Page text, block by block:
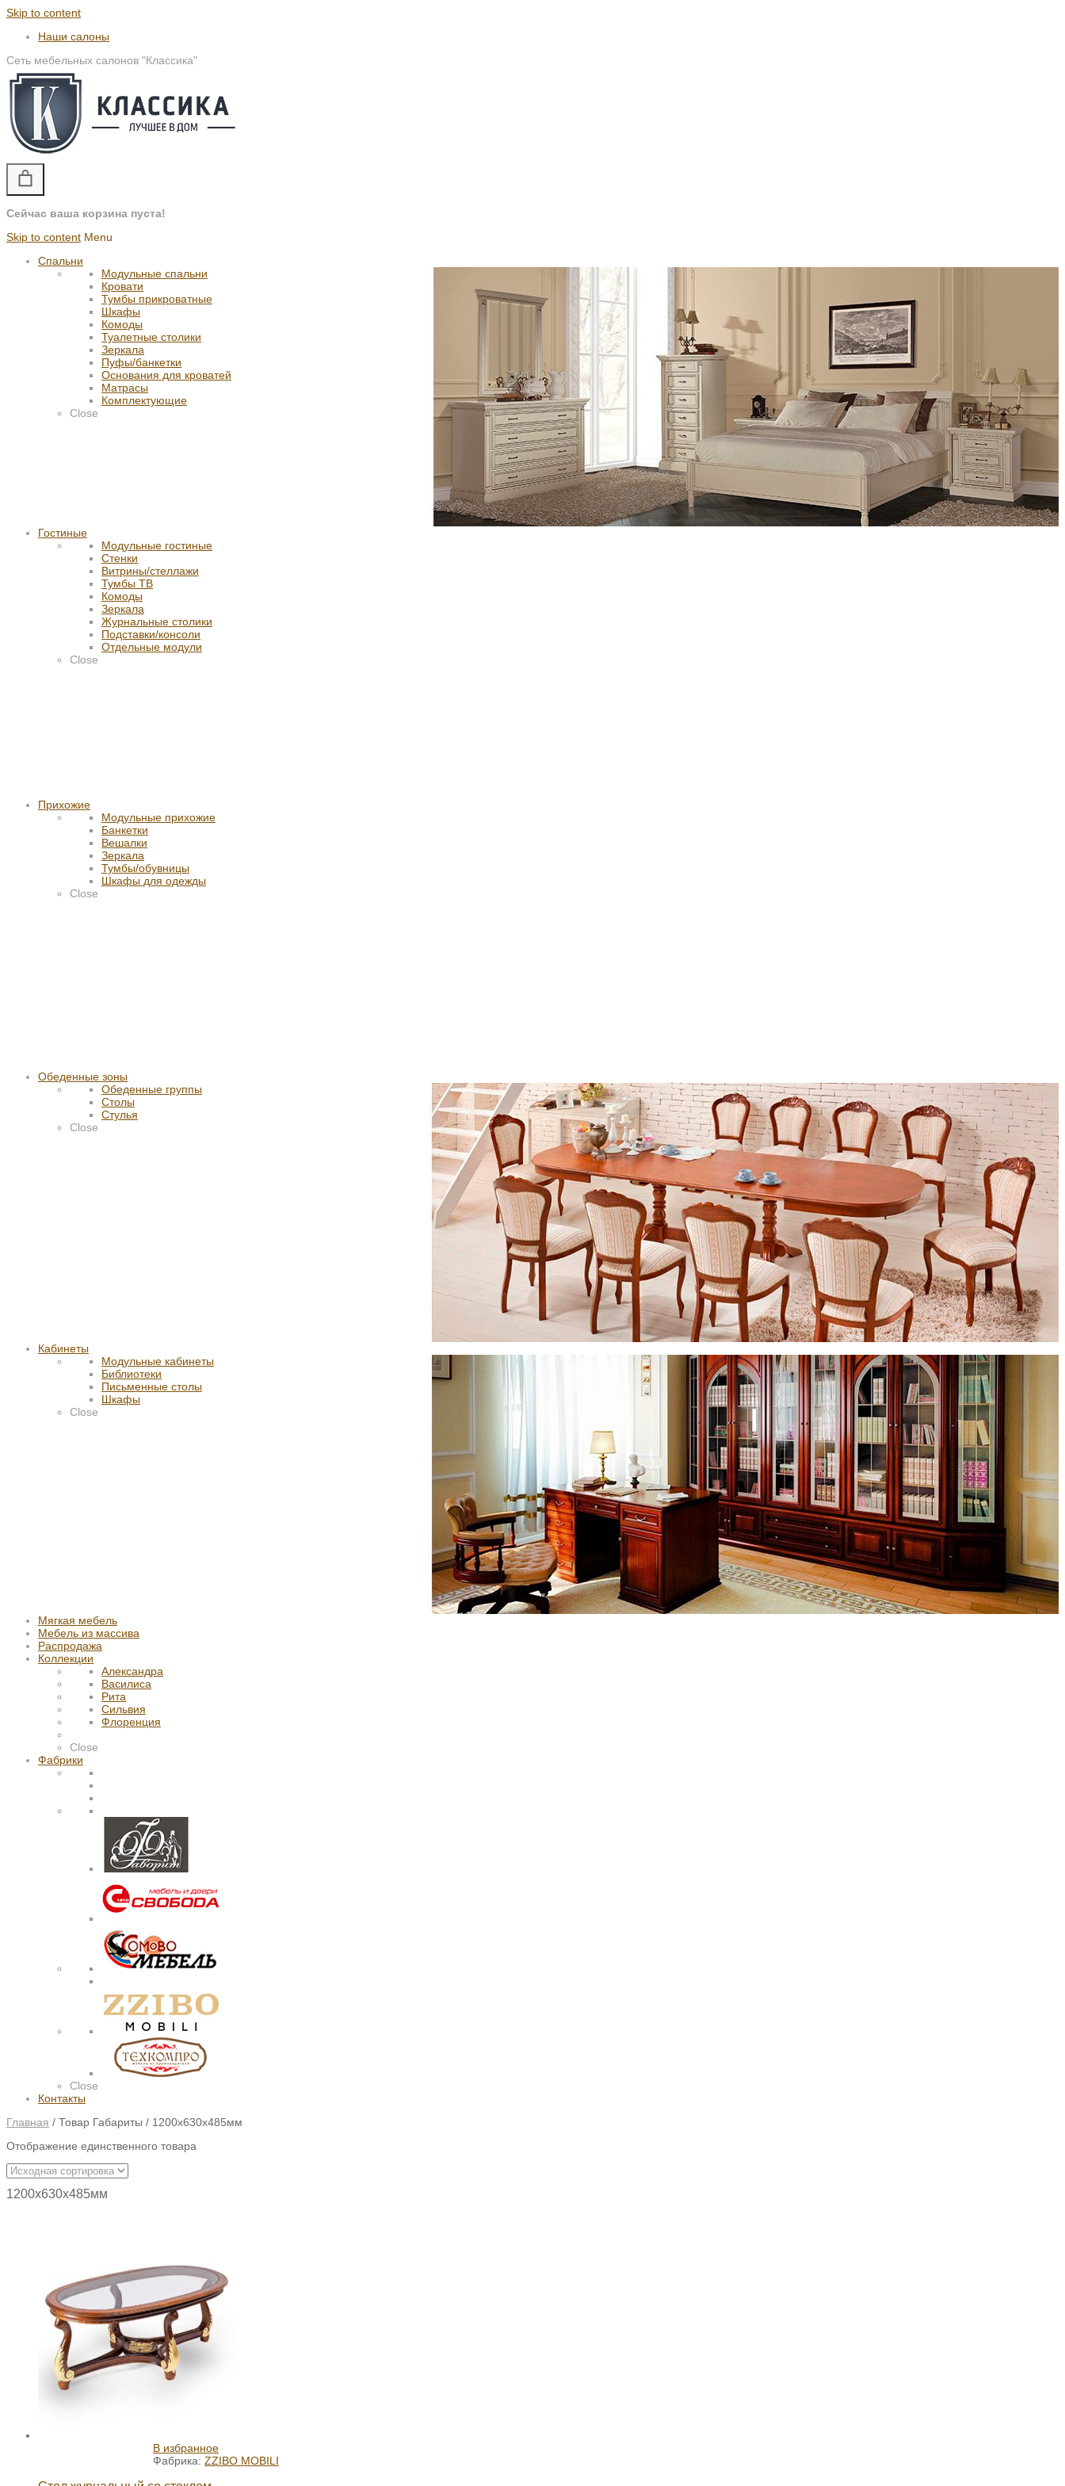
Skip to content
Наши салоны
Сеть мебельных салонов "Классика"
Сейчас ваша корзина пуста!
Skip to content Menu
Спальни
Модульные спальни
Кровати
Тумбы прикроватные
Шкафы
Комоды
Туалетные столики
Зеркала
Пуфы/банкетки
Основания для кроватей
Матрасы
Комплектующие
Close
Гостиные
Модульные гостиные
Стенки
Витрины/стеллажи
Тумбы ТВ
Комоды
Зеркала
Журнальные столики
Подставки/консоли
Отдельные модули
Close
Прихожие
Модульные прихожие
Банкетки
Вешалки
Зеркала
Тумбы/обувницы
Шкафы для одежды
Close
Обеденные зоны
Обеденные группы
Столы
Стулья
Close
Кабинеты
Модульные кабинеты
Библиотеки
Письменные столы
Шкафы
Close
Мягкая мебель
Мебель из массива
Распродажа
Коллекции
Александра
Василиса
Рита
Сильвия
Флоренция
Close
Фабрики
Close
Контакты
Главная / Товар Габариты / 1200х630х485мм
Отображение единственного товара
1200х630х485мм
В избранное
Фабрика: ZZIBO MOBILI